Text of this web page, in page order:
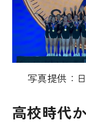
写真提供：
高校時代